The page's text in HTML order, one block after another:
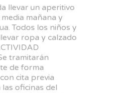
llevar un aperitivo
mañana y
Todos los niños y
ropa y calzado
tramitarán
de forma
cita previa
oficinas del